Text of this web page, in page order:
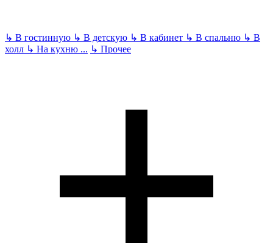
↳ В гостинную ↳ В детскую ↳ В кабинет ↳ В спальню ↳ В
холл ↳ На кухню ... ↳ Прочее